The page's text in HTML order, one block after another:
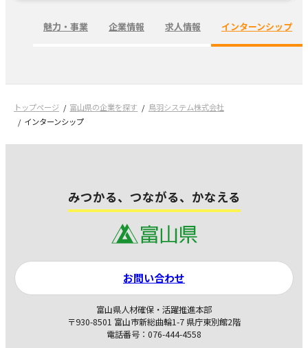
魅力・事業 企業情報 求人情報 インターンシップ
トップページ 富山県の企業を探す
鳥羽システム株式会社
インターンシップ
みつかる、つながる、かなえる
富山県人材確保・活躍推進本部
〒930-8501 富山市新総曲輪1-7 県庁東別館2階
電話番号：076-444-4558
お問い合わせ